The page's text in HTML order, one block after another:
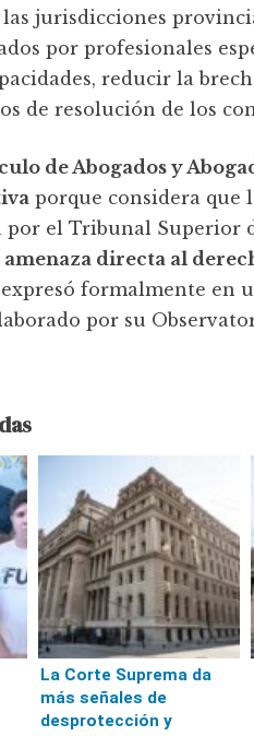
jurisdicciones
por profesionales
reducir la
de resolución de los
de Abogados y
porque considera que
por el Tribunal Superior
directa al
expresó formalmente en
por su
La Corte Suprema da
más señales de
desprotección y